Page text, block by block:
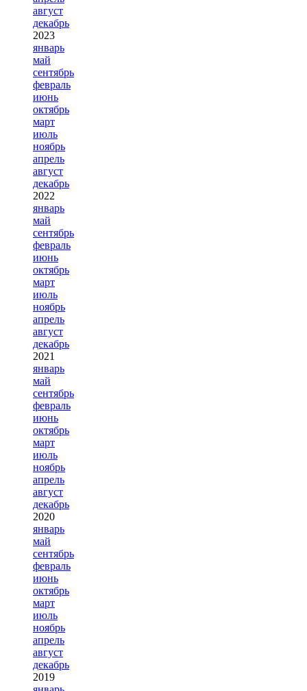
август
декабрь
2023
январь
май
сентябрь
февраль
июнь
октябрь
март
июль
ноябрь
апрель
август
декабрь
2022
январь
май
сентябрь
февраль
июнь
октябрь
март
июль
ноябрь
апрель
август
декабрь
2021
январь
май
сентябрь
февраль
июнь
октябрь
март
июль
ноябрь
апрель
август
декабрь
2020
январь
май
сентябрь
февраль
июнь
октябрь
март
июль
ноябрь
апрель
август
декабрь
2019